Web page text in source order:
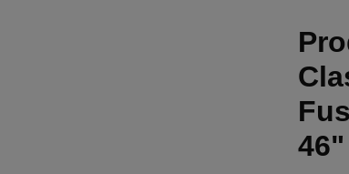
46"